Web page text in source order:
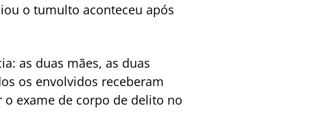
o tumulto aconteceu após
as duas mães, as duas
os envolvidos receberam
exame de corpo de delito no